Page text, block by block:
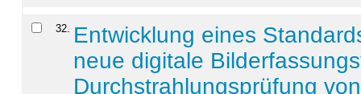
32. Entwicklung eines
neue digitale
Durchstrahlungsprüfung